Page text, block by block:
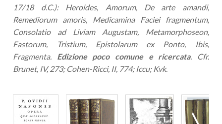
17/18 d.C.): Heroides, Amorum, De arte amandi,
Remediorum amoris, Medicamina Faciei fragmentum,
Consolatio ad Liviam Augustam, Metamorphoseon,
Fastorum, Tristium, Epistolarum ex Ponto, Ibis,
Fragmenta. Edizione poco comune e ricercata. Cfr.
Brunet, IV, 273; Cohen-Ricci, II, 774; Iccu; Kvk.